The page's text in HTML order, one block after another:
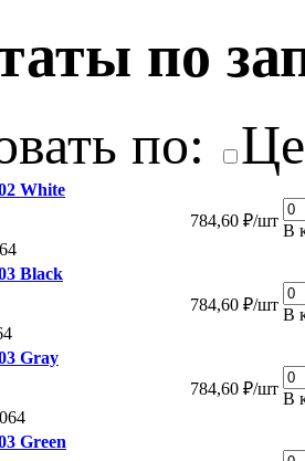
по
по:
White
784,60 ₽/шт
В
Black
784,60 ₽/шт
В
Gray
784,60 ₽/шт
В
Green